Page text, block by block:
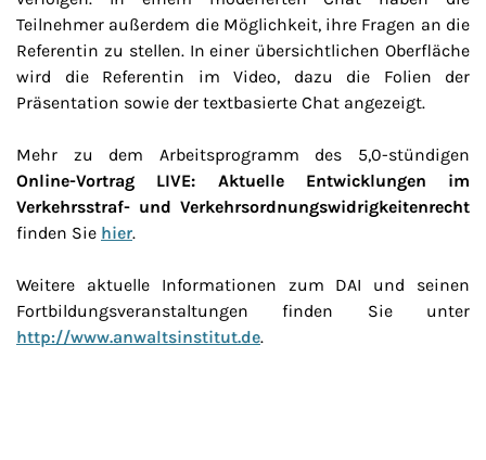
Teilnehmer außerdem die Möglichkeit, ihre Fragen an die
Referentin zu stellen. In einer übersichtlichen Oberfläche
wird die Referentin im Video, dazu die Folien der
Präsentation sowie der textbasierte Chat angezeigt.
Mehr zu dem Arbeitsprogramm des 5,0-stündigen
Online-Vortrag LIVE: Aktuelle Entwicklungen im
Verkehrsstraf- und Verkehrsordnungswidrigkeitenrecht
finden Sie hier.
Weitere aktuelle Informationen zum DAI und seinen
Fortbildungsveranstaltungen finden Sie unter
http://www.anwaltsinstitut.de.